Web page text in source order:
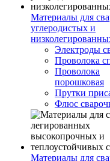
Материалы для
углеродистых и
Электроды
Проволока
Проволока
порошковая
Прутки
Флюс
Материалы для